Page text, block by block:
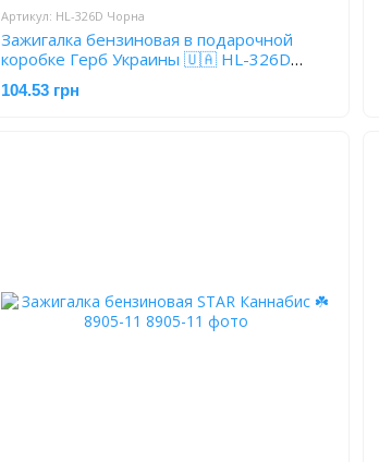
Артикул: HL-326D Чорна
Зажигалка бензиновая в подарочной
коробке Герб Украины 🇺🇦 HL-326D
Черная
104.53 грн